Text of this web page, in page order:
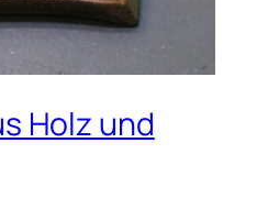
Holz und